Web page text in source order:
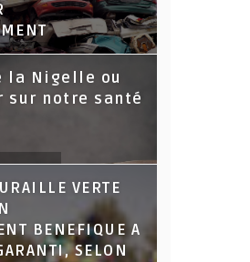
la Nigelle ou
sur notre santé
VERTE
BENEFIQUE A
SELON